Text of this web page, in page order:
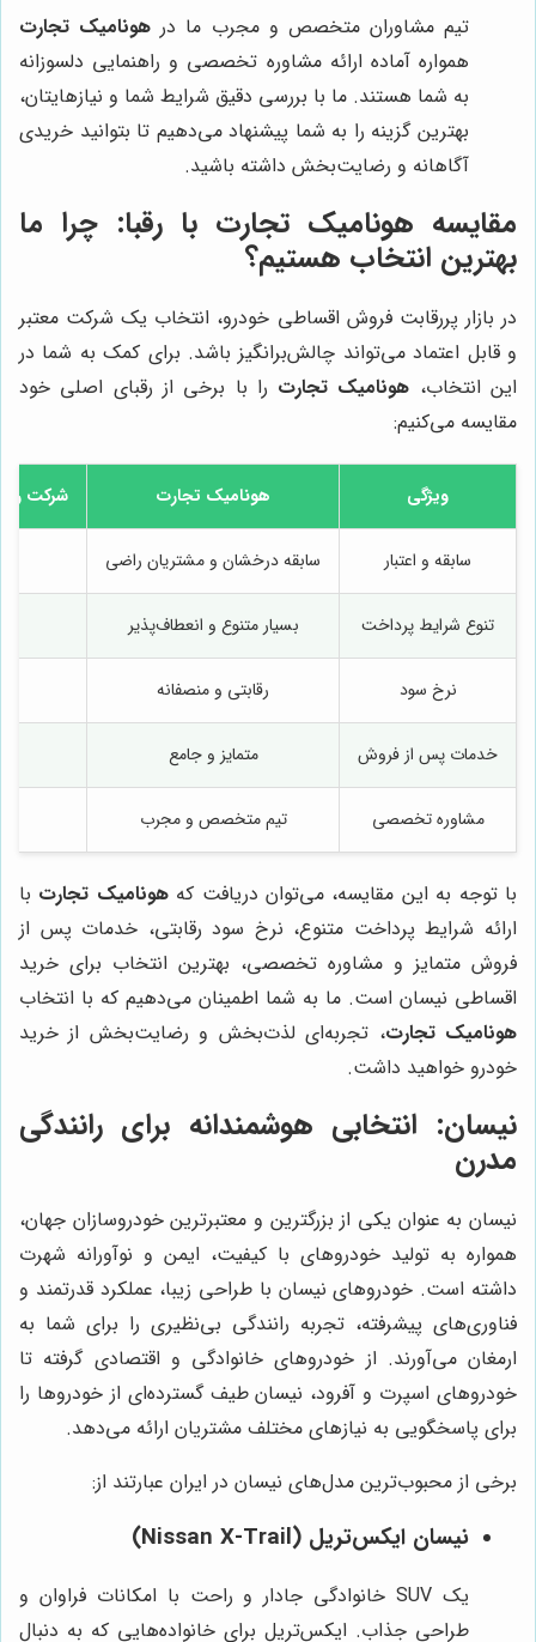
تیم مشاوران متخصص و مجرب ما در هونامیک تجارت
همواره آماده ارائه مشاوره تخصصی و راهنمایی دلسوزانه
به شما هستند. ما با بررسی دقیق شرایط شما و نیازهایتان،
بهترین گزینه را به شما پیشنهاد می‌دهیم تا بتوانید خریدی
آگاهانه و رضایت‌بخش داشته باشید.
مقایسه هونامیک تجارت با رقبا: چرا ما
بهترین انتخاب هستیم؟
در بازار پررقابت فروش اقساطی خودرو، انتخاب یک شرکت معتبر
و قابل اعتماد می‌تواند چالش‌برانگیز باشد. برای کمک به شما در
این انتخاب، هونامیک تجارت را با برخی از رقبای اصلی خود
مقایسه می‌کنیم:
ویژگی هونامیک تجارت شرکت رقیب 1 (به عنوان مثال:
سابقه و اعتبار سابقه درخشان و مشتریان راضی
تنوع شرایط پرداخت بسیار متنوع و انعطاف‌پذیر
نرخ سود رقابتی و منصفانه
خدمات پس از فروش متمایز و جامع
مشاوره تخصصی تیم متخصص و مجرب
با توجه به این مقایسه، می‌توان دریافت کههونامیک تجارت با
ارائه شرایط پرداخت متنوع، نرخ سود رقابتی، خدمات پس از
فروش متمایز و مشاوره تخصصی، بهترین انتخاب برای خرید
اقساطی نیسان است. ما به شما اطمینان می‌دهیم که با انتخاب
هونامیک تجارت، تجربه‌ای لذت‌بخش و رضایت‌بخش از خرید
خودرو خواهید داشت.
نیسان: انتخابی هوشمندانه برای رانندگی
مدرن
نیسان به عنوان یکی از بزرگترین و معتبرترین خودروسازان جهان،
همواره به تولید خودروهای با کیفیت، ایمن و نوآورانه شهرت
داشته است. خودروهای نیسان با طراحی زیبا، عملکرد قدرتمند و
فناوری‌های پیشرفته، تجربه رانندگی بی‌نظیری را برای شما به
ارمغان می‌آورند. از خودروهای خانوادگی و اقتصادی گرفته تا
خودروهای اسپرت و آفرود، نیسان طیف گسترده‌ای از خودروها را
برای پاسخگویی به نیازهای مختلف مشتریان ارائه می‌دهد.
برخی از محبوب‌ترین مدل‌های نیسان در ایران عبارتند از:
نیسان ایکس‌تریل (Nissan X-Trail)
یک SUV خانوادگی جادار و راحت با امکانات فراوان و
طراحی جذاب. ایکس‌تریل برای خانواده‌هایی که به دنبال